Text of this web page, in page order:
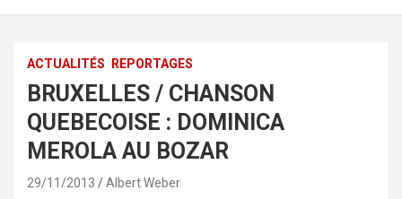
ACTUALITÉS REPORTAGES
BRUXELLES / CHANSON
QUEBECOISE : DOMINICA
MEROLA AU BOZAR
29/11/2013 Albert Weber